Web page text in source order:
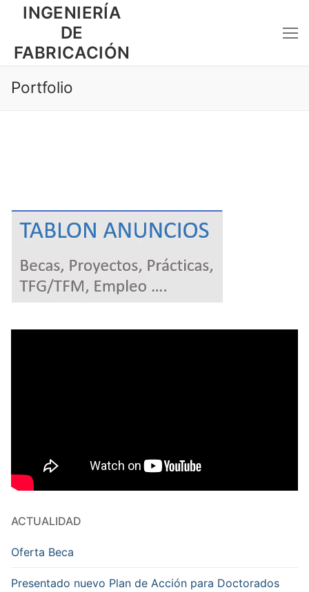
INGENIERÍA
DE
FABRICACIÓN
Portfolio
ACTUALIDAD
Oferta Beca
Presentado nuevo Plan de Acción para Doctorados